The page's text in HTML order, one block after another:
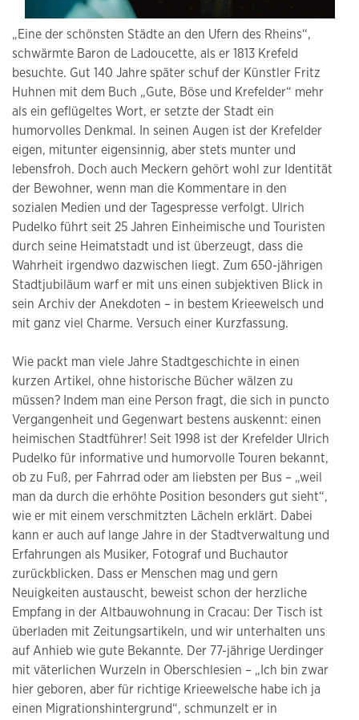
„Eine der schönsten Städte an den Ufern des Rheins“,
schwärmte Baron de Ladoucette, als er 1813 Krefeld
besuchte. Gut 140 Jahre später schuf der Künstler Fritz
Huhnen mit dem Buch „Gute, Böse und Krefelder“ mehr
als ein geflügeltes Wort, er setzte der Stadt ein
humorvolles Denkmal. In seinen Augen ist der Krefelder
eigen, mitunter eigensinnig, aber stets munter und
lebensfroh. Doch auch Meckern gehört wohl zur Identität
der Bewohner, wenn man die Kommentare in den
sozialen Medien und der Tagespresse verfolgt. Ulrich
Pudelko führt seit 25 Jahren Einheimische und Touristen
durch seine Heimatstadt und ist überzeugt, dass die
Wahrheit irgendwo dazwischen liegt. Zum 650-jährigen
Stadtjubiläum warf er mit uns einen subjektiven Blick in
sein Archiv der Anekdoten – in bestem Krieewelsch und
mit ganz viel Charme. Versuch einer Kurzfassung.
Wie packt man viele Jahre Stadtgeschichte in einen
kurzen Artikel, ohne historische Bücher wälzen zu
müssen? Indem man eine Person fragt, die sich in puncto
Vergangenheit und Gegenwart bestens auskennt: einen
heimischen Stadtführer! Seit 1998 ist der Krefelder Ulrich
Pudelko für informative und humorvolle Touren bekannt,
ob zu Fuß, per Fahrrad oder am liebsten per Bus – „weil
man da durch die erhöhte Position besonders gut sieht“,
wie er mit einem verschmitzten Lächeln erklärt. Dabei
kann er auch auf lange Jahre in der Stadtverwaltung und
Erfahrungen als Musiker, Fotograf und Buchautor
zurückblicken. Dass er Menschen mag und gern
Neuigkeiten austauscht, beweist schon der herzliche
Empfang in der Altbauwohnung in Cracau: Der Tisch ist
überladen mit Zeitungsartikeln, und wir unterhalten uns
auf Anhieb wie gute Bekannte. Der 77-jährige Uerdinger
mit väterlichen Wurzeln in Oberschlesien – „Ich bin zwar
hier geboren, aber für richtige Krieewelsche habe ich ja
einen Migrationshintergrund“, schmunzelt er in